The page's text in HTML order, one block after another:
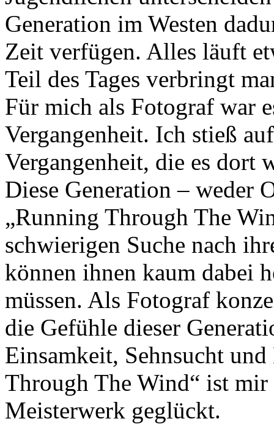
Generation im Westen
Zeit verfügen. Alles läuft
Teil des Tages verbringt
Für mich als Fotograf war
Vergangenheit. Ich stieß
Vergangenheit, die es dort
Diese Generation – weder
„Running Through The
schwierigen Suche nach
können ihnen kaum dabei
müssen. Als Fotograf
die Gefühle dieser
Einsamkeit, Sehnsucht
Through The Wind“ ist
Meisterwerk geglückt.